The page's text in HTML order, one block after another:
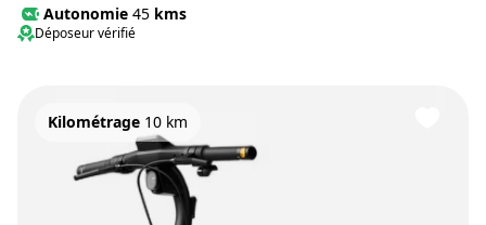
Autonomie 45 kms
Déposeur vérifié
Kilométrage 10 km